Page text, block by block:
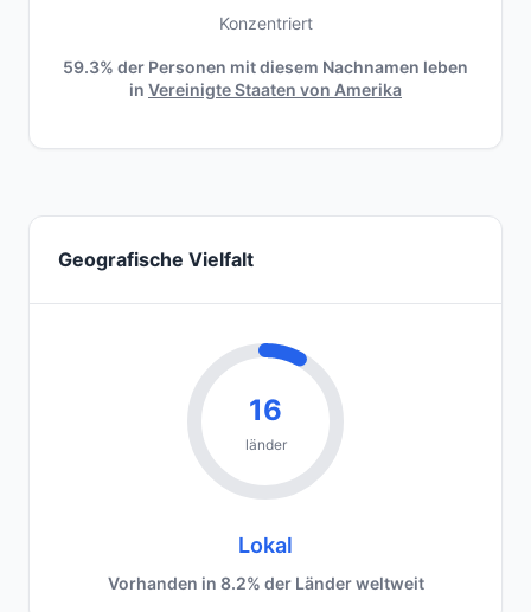
Konzentriert
59.3% der Personen mit diesem Nachnamen leben
in Vereinigte Staaten von Amerika
Geografische Vielfalt
16
länder
Lokal
Vorhanden in 8.2% der Länder weltweit